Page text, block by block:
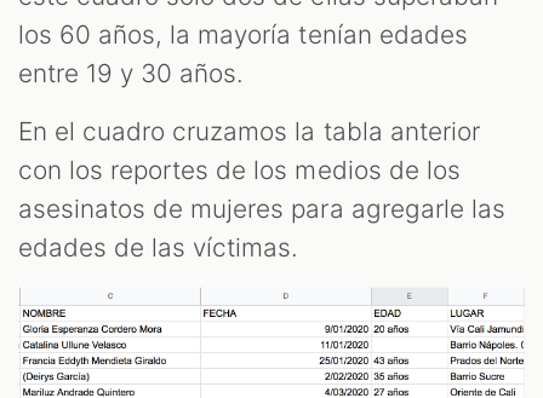
los 60 años, la mayoría tenían edades
entre 19 y 30 años.
En el cuadro cruzamos la tabla anterior
con los reportes de los medios de los
asesinatos de mujeres para agregarle las
edades de las víctimas.